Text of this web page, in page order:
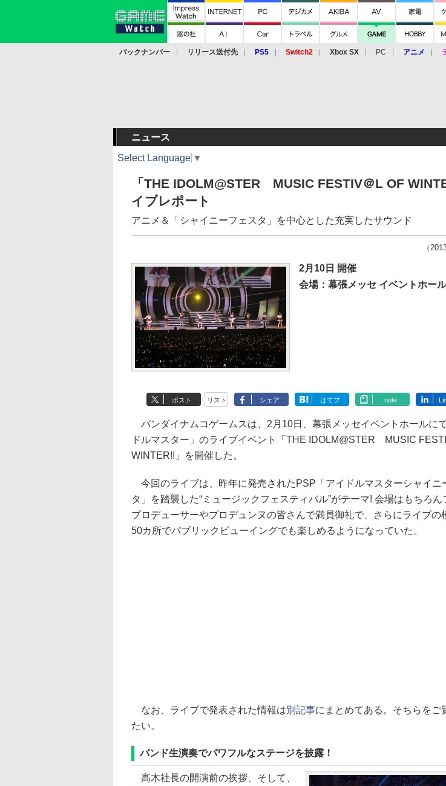
バックナンバー リリース送付先 PS5 Switch2 Xbox SX PC アニメ
ニュース
Select Language ▼
「THE IDOLM@STER MUSIC FESTIV＠L OF
イブレポート
アニメ＆「シャイニーフェスタ」を中心とした充実したサウンド
（
2月10日 開催
会場：幕張メッセ イベントホール
ポスト リスト シェア はてブ note
バンダイナムコゲームスは、2月10日、幕張メッセイベントホールに
ドルマスター」のライブイベント「THE IDOLM@STER MUSIC
WINTER!!」を開催した。
今回のライブは、昨年に発売されたPSP「アイドルマスターシャイニ
タ」を踏襲した“ミュージックフェスティバル”がテーマ! 会場はもちろん
プロデューサーやプロデュンヌの皆さんで満員御礼で、さらにライブの
50カ所でパブリックビューイングでも楽しめるようになっていた。
なお、ライブで発表された情報は別記事にまとめてある。そちらをご
たい。
バンド生演奏でパワフルなステージを披露！
高木社長の開演前の挨拶、そして、